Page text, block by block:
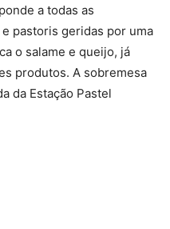
a todas as
pastoris geridas por uma
o salame e queijo, já
produtos. A sobremesa
da Estação Pastel